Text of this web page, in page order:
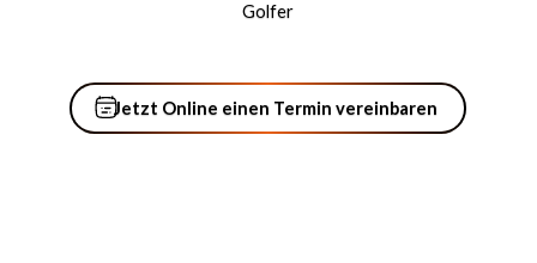
Golfer
Jetzt Online einen Termin vereinbaren
Jetzt Online einen Termin